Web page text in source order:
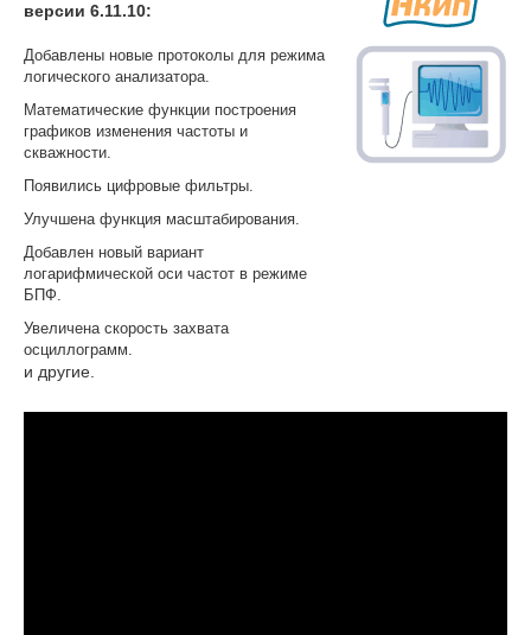
версии 6.11.10:
Добавлены новые протоколы для режима
логического анализатора.
Математические функции построения
графиков изменения частоты и
скважности.
Появились цифровые фильтры.
Улучшена функция масштабирования.
Добавлен новый вариант
логарифмической оси частот в режиме
БПФ.
Увеличена скорость захвата
осциллограмм.
и другие.